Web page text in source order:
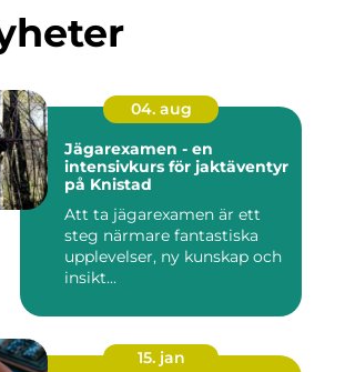
04. aug
Jägarexamen - en
intensivkurs för jaktäventyr
på Knistad
Att ta jägarexamen är ett
steg närmare fantastiska
upplevelser, ny kunskap och
insikt...
15. jan